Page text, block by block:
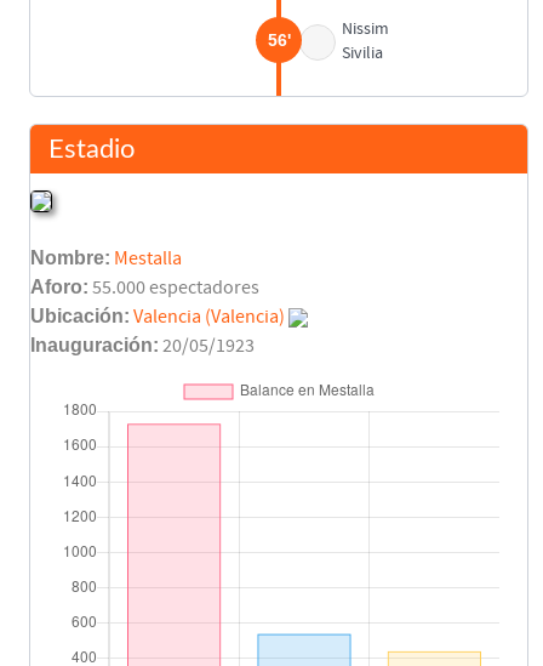
Nissim
Sivilia
56'
Juan Sánchez
Asist: Claudio López
Gerard López
83'
Estadio
Nombre: Mestalla
Aforo: 55.000 espectadores
Ubicación: Valencia (Valencia)
Inauguración: 20/05/1923